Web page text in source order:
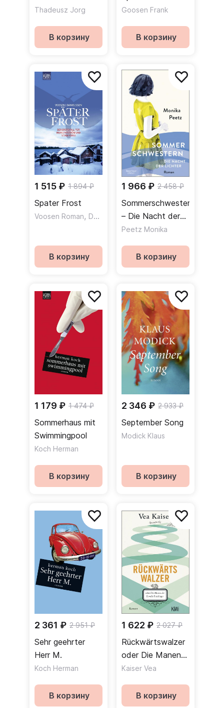
Thadeusz Jorg
В корзину
Goosen Frank
В корзину
1 515 ₽ 1 894 ₽
Spater Frost
Voosen Roman, Danielsson Kerstin Signe
В корзину
1 966 ₽ 2 458 ₽
Sommerschwestern
– Die Nacht der
Lichter
Peetz Monika
В корзину
1 179 ₽ 1 474 ₽
Sommerhaus mit
Swimmingpool
Koch Herman
В корзину
2 346 ₽ 2 933 ₽
September Song
Modick Klaus
В корзину
2 361 ₽ 2 951 ₽
Sehr geehrter
Herr M.
Koch Herman
В корзину
1 622 ₽ 2 027 ₽
Rückwärtswalzer
oder Die Manen
der Familie
Kaiser Vea
В корзину